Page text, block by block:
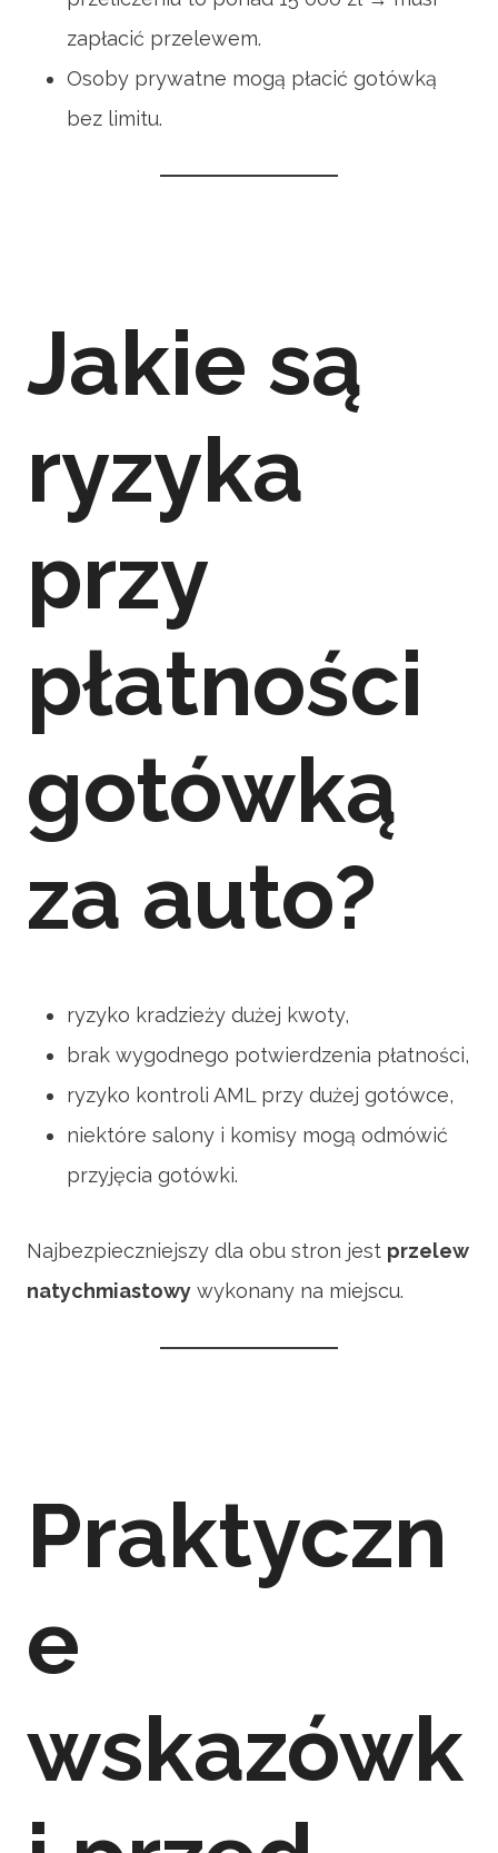
zapłacić przelewem.
Osoby prywatne mogą płacić gotówką
bez limitu.
Jakie są
ryzyka
przy
płatności
gotówką
za auto?
ryzyko kradzieży dużej kwoty,
brak wygodnego potwierdzenia płatności,
ryzyko kontroli AML przy dużej gotówce,
niektóre salony i komisy mogą odmówić
przyjęcia gotówki.
Najbezpieczniejszy dla obu stron jest przelew
natychmiastowy wykonany na miejscu.
Praktyczn
e
wskazówk